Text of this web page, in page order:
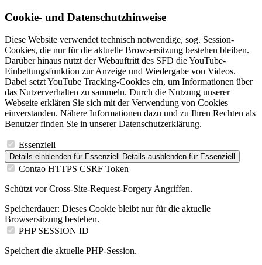
Cookie- und Datenschutzhinweise
Diese Website verwendet technisch notwendige, sog. Session-
Cookies, die nur für die aktuelle Browsersitzung bestehen bleiben.
Darüber hinaus nutzt der Webauftritt des SFD die YouTube-
Einbettungsfunktion zur Anzeige und Wiedergabe von Videos.
Dabei setzt YouTube Tracking-Cookies ein, um Informationen über
das Nutzerverhalten zu sammeln. Durch die Nutzung unserer
Webseite erklären Sie sich mit der Verwendung von Cookies
einverstanden. Nähere Informationen dazu und zu Ihren Rechten als
Benutzer finden Sie in unserer Datenschutzerklärung.
Essenziell
Details einblenden für Essenziell Details ausblenden für Essenziell
Contao HTTPS CSRF Token
Schützt vor Cross-Site-Request-Forgery Angriffen.
Speicherdauer: Dieses Cookie bleibt nur für die aktuelle
Browsersitzung bestehen.
PHP SESSION ID
Speichert die aktuelle PHP-Session.